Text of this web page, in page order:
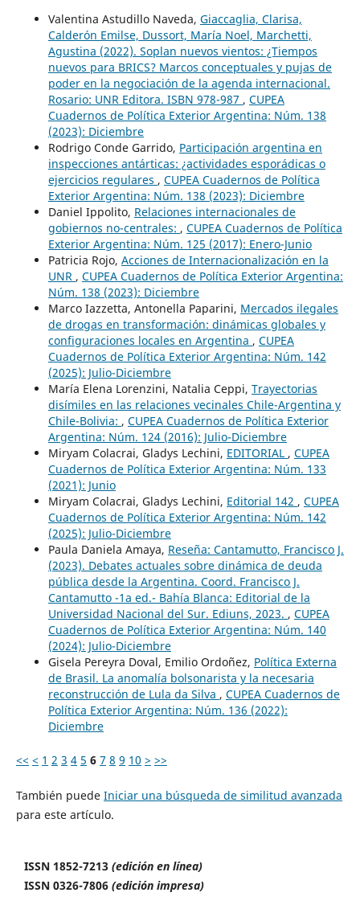
Valentina Astudillo Naveda, Giaccaglia, Clarisa,
Calderón Emilse, Dussort, María Noel, Marchetti,
Agustina (2022). Soplan nuevos vientos: ¿Tiempos
nuevos para BRICS? Marcos conceptuales y pujas de
poder en la negociación de la agenda internacional.
Rosario: UNR Editora. ISBN 978-987 , CUPEA
Cuadernos de Política Exterior Argentina: Núm. 138
(2023): Diciembre
Rodrigo Conde Garrido, Participación argentina en
inspecciones antárticas: ¿actividades esporádicas o
ejercicios regulares , CUPEA Cuadernos de Política
Exterior Argentina: Núm. 138 (2023): Diciembre
Daniel Ippolito, Relaciones internacionales de
gobiernos no-centrales: , CUPEA Cuadernos de Política
Exterior Argentina: Núm. 125 (2017): Enero-Junio
Patricia Rojo, Acciones de Internacionalización en la
UNR , CUPEA Cuadernos de Política Exterior Argentina:
Núm. 138 (2023): Diciembre
Marco Iazzetta, Antonella Paparini, Mercados ilegales
de drogas en transformación: dinámicas globales y
configuraciones locales en Argentina , CUPEA
Cuadernos de Política Exterior Argentina: Núm. 142
(2025): Julio-Diciembre
María Elena Lorenzini, Natalia Ceppi, Trayectorias
disímiles en las relaciones vecinales Chile-Argentina y
Chile-Bolivia: , CUPEA Cuadernos de Política Exterior
Argentina: Núm. 124 (2016): Julio-Diciembre
Miryam Colacrai, Gladys Lechini, EDITORIAL , CUPEA
Cuadernos de Política Exterior Argentina: Núm. 133
(2021): Junio
Miryam Colacrai, Gladys Lechini, Editorial 142 , CUPEA
Cuadernos de Política Exterior Argentina: Núm. 142
(2025): Julio-Diciembre
Paula Daniela Amaya, Reseña: Cantamutto, Francisco J.
(2023). Debates actuales sobre dinámica de deuda
pública desde la Argentina. Coord. Francisco J.
Cantamutto -1a ed.- Bahía Blanca: Editorial de la
Universidad Nacional del Sur. Ediuns, 2023. , CUPEA
Cuadernos de Política Exterior Argentina: Núm. 140
(2024): Julio-Diciembre
Gisela Pereyra Doval, Emilio Ordoñez, Política Externa
de Brasil. La anomalía bolsonarista y la necesaria
reconstrucción de Lula da Silva , CUPEA Cuadernos de
Política Exterior Argentina: Núm. 136 (2022):
Diciembre
<< < 1 2 3 4 5 6 7 8 9 10 > >>
También puede Iniciar una búsqueda de similitud avanzada
para este artículo.
ISSN 1852-7213 (edición en línea)
ISSN 0326-7806 (edición impresa)